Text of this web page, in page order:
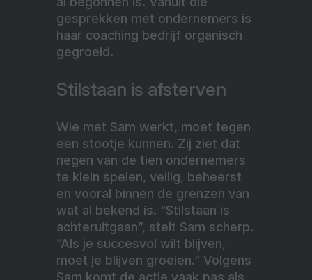
gesprekken met ondernemers is
haar coaching bedrijf organisch
gegroeid.
Stilstaan is afsterven
Wie met Sam werkt, moet tegen
een stootje kunnen. Zij ziet dat
negen van de tien ondernemers
te klein spelen, veilig, beheerst
en vooral binnen de grenzen van
wat al bekend is. “Stilstaan is
achteruitgaan”, stelt Sam scherp.
“Als je succesvol wilt blijven,
moet je blijven groeien.” Volgens
Sam komt de actie vaak pas als